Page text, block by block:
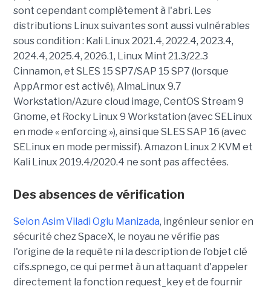
sont cependant complètement à l'abri. Les
distributions Linux suivantes sont aussi vulnérables
sous condition : Kali Linux 2021.4, 2022.4, 2023.4,
2024.4, 2025.4, 2026.1, Linux Mint 21.3/22.3
Cinnamon, et SLES 15 SP7/SAP 15 SP7 (lorsque
AppArmor est activé), AlmaLinux 9.7
Workstation/Azure cloud image, CentOS Stream 9
Gnome, et Rocky Linux 9 Workstation (avec SELinux
en mode « enforcing »), ainsi que SLES SAP 16 (avec
SELinux en mode permissif). Amazon Linux 2 KVM et
Kali Linux 2019.4/2020.4 ne sont pas affectées.
Des absences de vérification
Selon Asim Viladi Oglu Manizada, ingénieur senior en
sécurité chez SpaceX, le noyau ne vérifie pas
l'origine de la requête ni la description de l’objet clé
cifs.spnego, ce qui permet à un attaquant d'appeler
directement la fonction request_key et de fournir